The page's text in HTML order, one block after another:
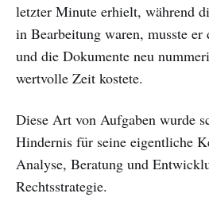
letzter Minute erhielt, während
in Bearbeitung waren, musste er
und die Dokumente neu
wertvolle Zeit kostete.
Diese Art von Aufgaben wurde
Hindernis für seine eigentliche
Analyse, Beratung und
Rechtsstrategie.